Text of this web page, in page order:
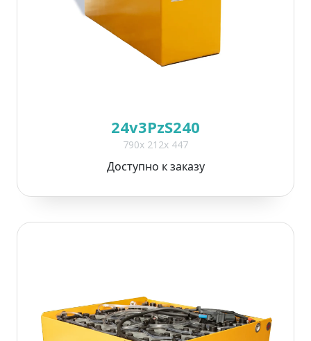
24v3PzS240
790x 212x 447
Доступно к заказу